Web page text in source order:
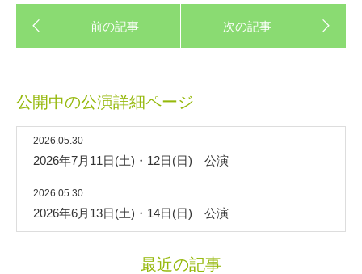
公開中の公演詳細ページ
2026.05.30
2026年7月11日(土)・12日(日) 公演
2026.05.30
2026年6月13日(土)・14日(日) 公演
最近の記事